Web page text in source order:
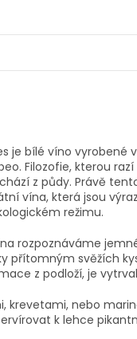
je bílé víno vyrobené
Filozofie, kterou
z půdy. Právě
vína, která jsou
režimu.
rozpoznáváme
přítomným svěžích
z podloží, je
krevetami, nebo
k lehce